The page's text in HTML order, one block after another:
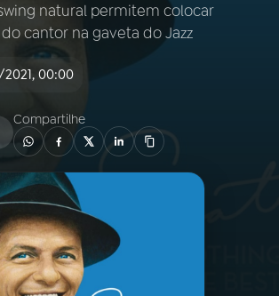
AO VIVO
natural permitem colocar
cantor na gaveta do Jazz
00:00
Compartilhe